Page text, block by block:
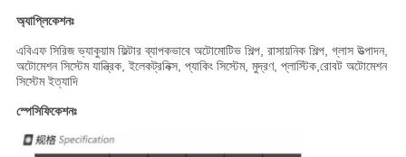
অ্যাপ্লিকেশনঃ
এবিএফ সিরিজ ভ্যাকুয়াম ফিল্টার ব্যাপকভাবে অটোমোটিভ শিল্প, রাসায়নিক শিল্প, গ্লাস উত্পাদন,
অটোমেশন সিস্টেম যান্ত্রিক, ইলেকট্রনিক্স, প্যাকিং সিস্টেম, মুদ্রণ, প্লাস্টিক,রোবট অটোমেশন
সিস্টেম ইত্যাদি
স্পেসিফিকেশনঃ